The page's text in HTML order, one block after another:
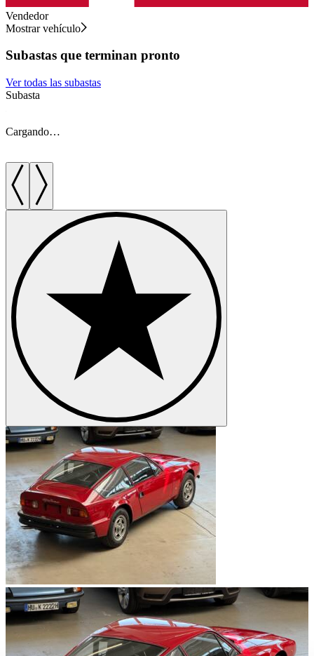
Vendedor
Mostrar vehículo
Subastas que terminan pronto
Ver todas las subastas
Subasta
Cargando…